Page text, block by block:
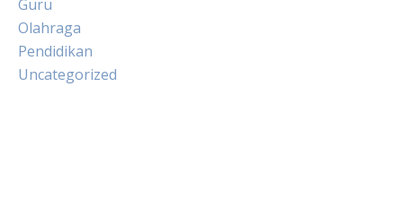
Guru
Olahraga
Pendidikan
Uncategorized